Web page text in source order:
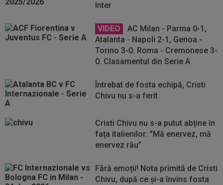
Inter
VIDEO
AC Milan - Parma 0-1,
Atalanta - Napoli 2-1, Genoa -
Torino 3-0. Roma - Cremonese 3-
0. Clasamentul din Serie A
Întrebat de fosta echipă, Cristi
Chivu nu s-a ferit
Cristi Chivu nu s-a putut abține în
fața italienilor: ”Mă enervez, mă
enervez rău”
Fără emoții! Nota primită de Cristi
Chivu, după ce și-a învins fosta